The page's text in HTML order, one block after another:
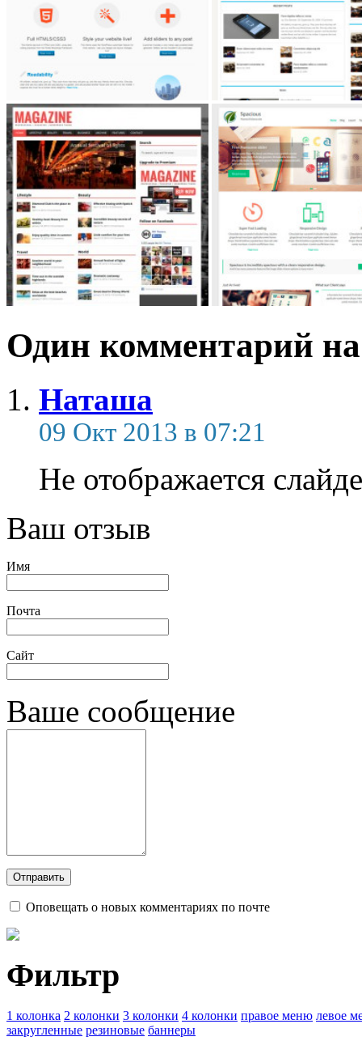
Один комментарий
Наташа
09 Окт 2013 в 07:21
Не отображается
Ваш отзыв
Имя
Почта
Сайт
Ваше сообщение
Оповещать о новых комментариях по почте
Фильтр
1 колонка 2 колонки 3 колонки 4 колонки правое меню левое
закругленные резиновые баннеры